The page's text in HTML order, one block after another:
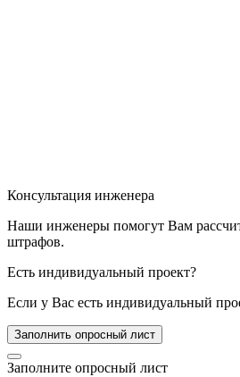
Консультация инженера
Наши инженеры помогут Вам
штрафов.
Есть индивидуальный проект?
Если у Вас есть индивидуальный
Заполнить опросный лист
Заполните опросный лист